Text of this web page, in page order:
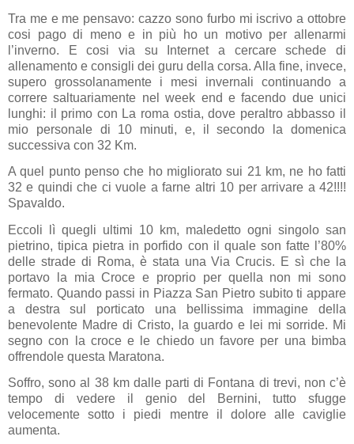
Tra me e me pensavo: cazzo sono furbo mi iscrivo a ottobre
cosi pago di meno e in più ho un motivo per allenarmi
l’inverno. E cosi via su Internet a cercare schede di
allenamento e consigli dei guru della corsa. Alla fine, invece,
supero grossolanamente i mesi invernali continuando a
correre saltuariamente nel week end e facendo due unici
lunghi: il primo con La roma ostia, dove peraltro abbasso il
mio personale di 10 minuti, e, il secondo la domenica
successiva con 32 Km.
A quel punto penso che ho migliorato sui 21 km, ne ho fatti
32 e quindi che ci vuole a farne altri 10 per arrivare a 42!!!!
Spavaldo.
Eccoli lì quegli ultimi 10 km, maledetto ogni singolo san
pietrino, tipica pietra in porfido con il quale son fatte l’80%
delle strade di Roma, è stata una Via Crucis. E sì che la
portavo la mia Croce e proprio per quella non mi sono
fermato. Quando passi in Piazza San Pietro subito ti appare
a destra sul porticato una bellissima immagine della
benevolente Madre di Cristo, la guardo e lei mi sorride. Mi
segno con la croce e le chiedo un favore per una bimba
offrendole questa Maratona.
Soffro, sono al 38 km dalle parti di Fontana di trevi, non c’è
tempo di vedere il genio del Bernini, tutto sfugge
velocemente sotto i piedi mentre il dolore alle caviglie
aumenta.